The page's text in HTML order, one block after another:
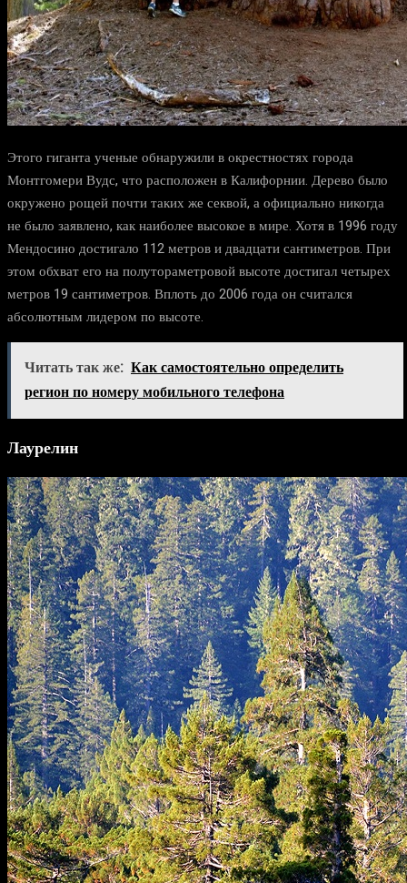
Этого гиганта ученые обнаружили в окрестностях города
Монтгомери Вудс, что расположен в Калифорнии. Дерево было
окружено рощей почти таких же секвой, а официально никогда
не было заявлено, как наиболее высокое в мире. Хотя в 1996 году
Мендосино достигало 112 метров и двадцати сантиметров. При
этом обхват его на полутораметровой высоте достигал четырех
метров 19 сантиметров. Вплоть до 2006 года он считался
абсолютным лидером по высоте.
Читать так же: Как самостоятельно определить
регион по номеру мобильного телефона
Лаурелин